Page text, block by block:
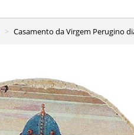
Casamento da Virgem Perugino